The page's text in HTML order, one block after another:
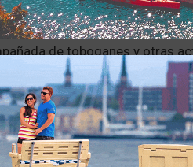
de todas las edades. La
las personas mayores.
de toboganes y otras
es beneficiosa para su salud